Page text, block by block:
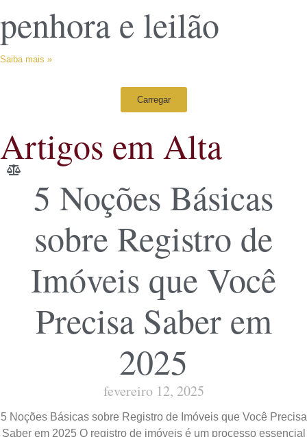
penhora e leilão
Saiba mais »
Carregar
Artigos em Alta
5 Noções Básicas
sobre Registro de
Imóveis que Você
Precisa Saber em
2025
fevereiro 12, 2025
5 Noções Básicas sobre Registro de Imóveis que Você Precisa
Saber em 2025 O registro de imóveis é um processo essencial